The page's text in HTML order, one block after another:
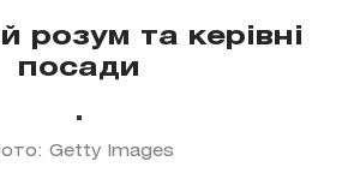
розум та керівні
посади
Getty Images